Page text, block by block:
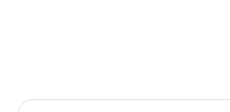
Perangkat Keras